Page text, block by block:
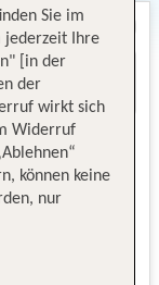
Sie im
jederzeit Ihre
[in der
der
wirkt sich
Widerruf
können keine
nur